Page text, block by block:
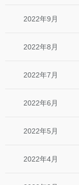
2022年9月
2022年8月
2022年7月
2022年6月
2022年5月
2022年4月